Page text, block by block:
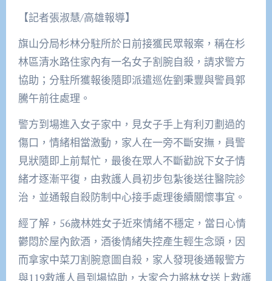
【記者張淑慧/高雄報導】
旗山分局杉林分駐所於日前接獲民眾報案，稱在杉
林區清水路住家內有一名女子割腕自殺，請求警方
協助；分駐所獲報後隨即派遣巡佐劉秉豐與警員郭
騰午前往處理。
警方到場進入女子家中，見女子手上有利刃劃過的
傷口，情緒相當激動，家人在一旁不斷安撫，員警
見狀隨即上前幫忙，最後在眾人不斷勸說下女子情
緒才逐漸平復，由救護人員初步包紮後送往醫院診
治，並通報自殺防制中心接手處理後續關懷事宜。
經了解，56歲林姓女子近來情緒不穩定，當日心情
鬱悶於屋內飲酒，酒後情緒失控產生輕生念頭，因
而拿家中菜刀割腕意圖自殺，家人發現後通報警方
與119救護人員到場協助，大家合力將林女送上救護